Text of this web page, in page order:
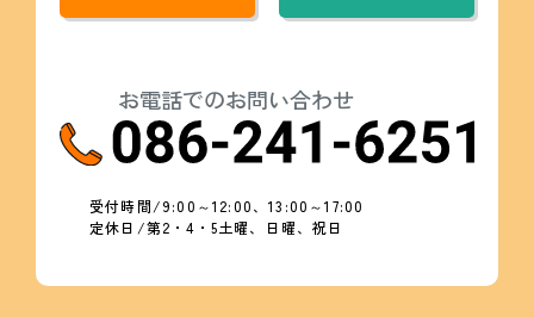
お電話でのお問い合わせ
受付時間/9:00～12:00、13:00～17:00
定休日/第2・4・5土曜、日曜、祝日